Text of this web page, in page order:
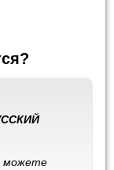
можете